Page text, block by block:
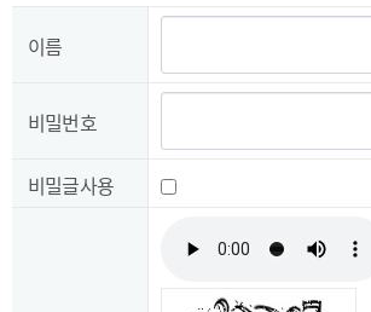
이름
비밀번호
비밀글사용